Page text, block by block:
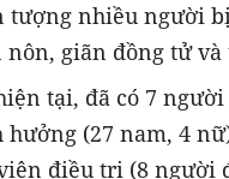
tượng nhiều người
nôn, giãn đồng tử và
tại, đã có 7 người
(27 nam, 4
điều trị (8 người